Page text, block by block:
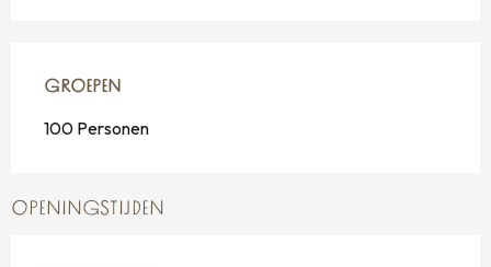
GROEPEN
GROEPEN
100 Personen
OPENINGSTIJDEN